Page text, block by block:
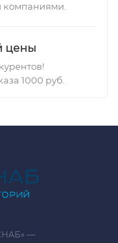
компаниями.
цены
1000 руб.
—